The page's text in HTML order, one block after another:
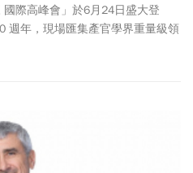
際高峰會」於6月24日盛大登
週年，現場匯集產官學界重量級領
重組、AI 科技浪潮與產業變局下